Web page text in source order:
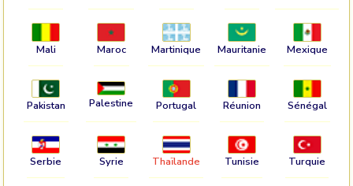
Mali Maroc Martinique Mauritanie Mexique
Pakistan Palestine Portugal Réunion Sénégal
Serbie Syrie Thaïlande Tunisie Turquie